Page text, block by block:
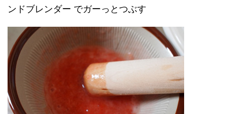
ンドブレンダー でガーっとつぶす